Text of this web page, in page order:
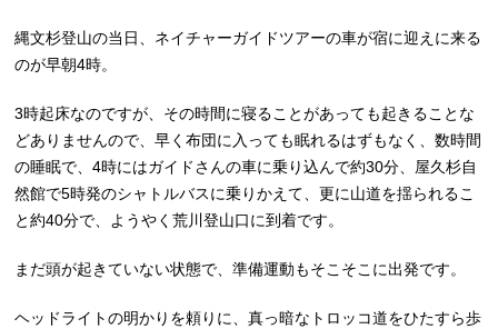
縄文杉登山の当日、ネイチャーガイドツアーの車が宿に迎えに来る
のが早朝4時。
3時起床なのですが、その時間に寝ることがあっても起きることな
どありませんので、早く布団に入っても眠れるはずもなく、数時間
の睡眠で、4時にはガイドさんの車に乗り込んで約30分、屋久杉自
然館で5時発のシャトルバスに乗りかえて、更に山道を揺られるこ
と約40分で、ようやく荒川登山口に到着です。
まだ頭が起きていない状態で、準備運動もそこそこに出発です。
ヘッドライトの明かりを頼りに、真っ暗なトロッコ道をひたすら歩